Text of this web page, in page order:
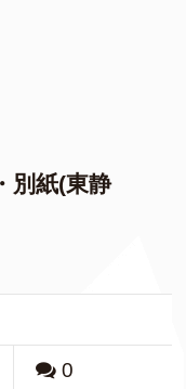
別紙(東静
0